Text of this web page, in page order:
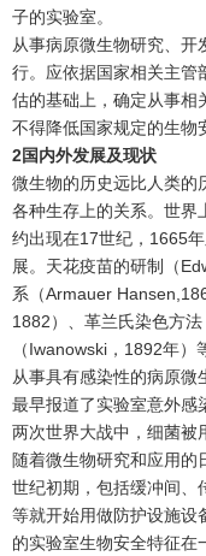
子的实验室。
从事病原微生物研究、
行。应依据国家相关主管
估的基础上，确定从事相
不得降低国家规定的生物
2国内外发展及现状
微生物的历史远比人类的
各种生存上的关系。世界
约出现在17世纪，1665
展。天花疫苗的研制（
系（Armauer
1882）、革兰氏染色方
（Iwanowski，1892年）
从事具有感染性的病原微
最早报道了实验室意外感
两次世界大战中，细菌被
随着微生物研究和应用的
世纪初期，包括缓冲间、
等就开始用做防护设施设
的实验室生物安全特征在